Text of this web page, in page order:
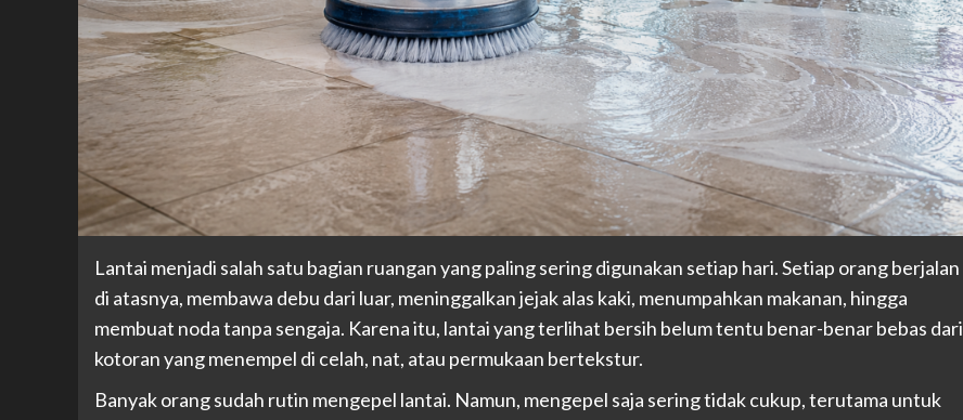
Lantai menjadi salah satu bagian ruangan yang paling sering digunakan setiap hari. Setiap orang berjalan
di atasnya, membawa debu dari luar, meninggalkan jejak alas kaki, menumpahkan makanan, hingga
membuat noda tanpa sengaja. Karena itu, lantai yang terlihat bersih belum tentu benar-benar bebas dari
kotoran yang menempel di celah, nat, atau permukaan bertekstur.
Banyak orang sudah rutin mengepel lantai. Namun, mengepel saja sering tidak cukup, terutama untuk